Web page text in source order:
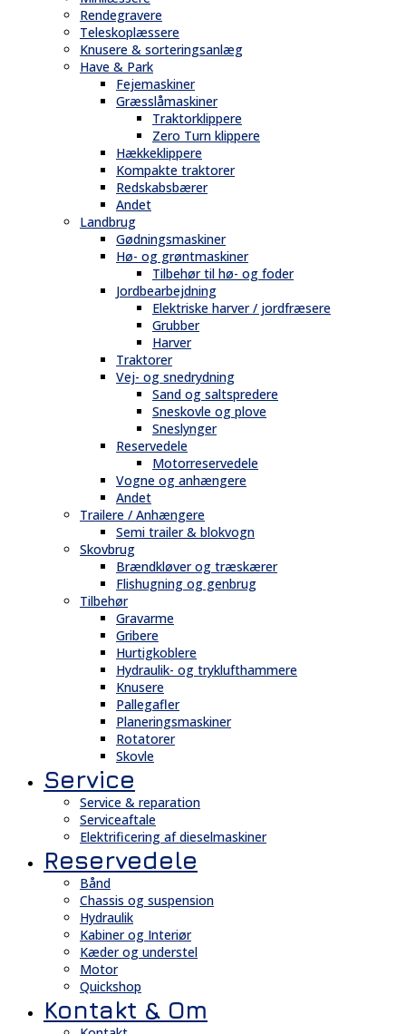
Rendegravere
Teleskoplæssere
Knusere & sorteringsanlæg
Have & Park
Fejemaskiner
Græsslåmaskiner
Traktorklippere
Zero Turn klippere
Hækkeklippere
Kompakte traktorer
Redskabsbærer
Andet
Landbrug
Gødningsmaskiner
Hø- og grøntmaskiner
Tilbehør til hø- og foder
Jordbearbejdning
Elektriske harver / jordfræsere
Grubber
Harver
Traktorer
Vej- og snedrydning
Sand og saltspredere
Sneskovle og plove
Sneslynger
Reservedele
Motorreservedele
Vogne og anhængere
Andet
Trailere / Anhængere
Semi trailer & blokvogn
Skovbrug
Brændkløver og træskærer
Flishugning og genbrug
Tilbehør
Gravarme
Gribere
Hurtigkoblere
Hydraulik- og tryklufthammere
Knusere
Pallegafler
Planeringsmaskiner
Rotatorer
Skovle
Service
Service & reparation
Serviceaftale
Elektrificering af dieselmaskiner
Reservedele
Bånd
Chassis og suspension
Hydraulik
Kabiner og Interiør
Kæder og understel
Motor
Quickshop
Kontakt & Om